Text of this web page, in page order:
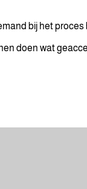
bij het
doen wat